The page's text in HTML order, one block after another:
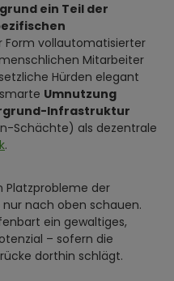
ein Teil der
Form vollautomatisierter
Mitarbeiter
Hürden elegant
Umnutzung
Infrastruktur
Schächte) als dezentrale
.
Platzprobleme der
nach oben schauen.
ein gewaltiges,
– sofern die
dorthin schlägt.